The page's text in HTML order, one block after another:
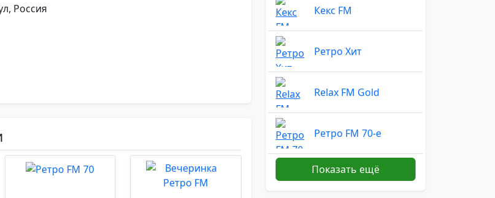
Россия
Кекс FM
Ретро Хит
Relax FM Gold
Ретро FM 70-е
Вечеринка Ретро FM
Показать ещё